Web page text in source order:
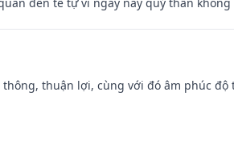
thuận lợi, cùng với đó âm phúc